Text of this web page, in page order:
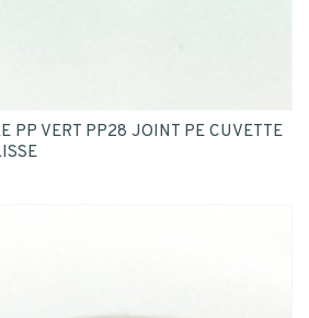
PP VERT PP28 JOINT PE CUVETTE